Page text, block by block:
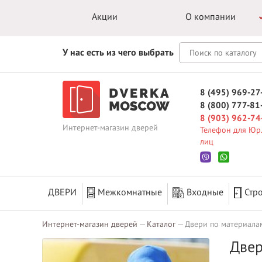
Акции О компании
У нас есть из чего выбрать
Интернет-магазин дверей
8 (495) 969-
8 (800) 777-
8 (903) 962-
Телефон для Юр.
лиц
ДВЕРИ Межкомнатные Входные
Интернет-магазин дверей Каталог Двери по